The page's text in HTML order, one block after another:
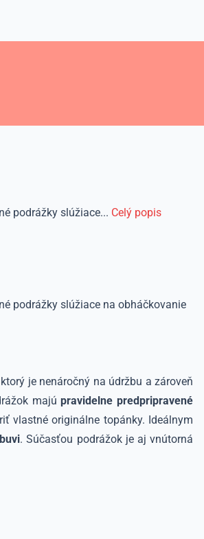
podrážky slúžiace... Celý popis
podrážky slúžiace na obháčkovanie
je nenáročný na údržbu a zároveň
majúpravidelne predpripravené
vlastné originálne topánky. Ideálnym
. Súčasťou podrážok je aj vnútorná